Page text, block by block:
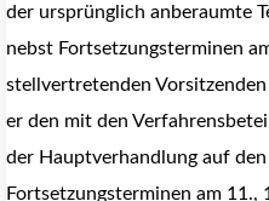
der ursprünglich anberaumte
nebst Fortsetzungsterminen
stellvertretenden
er den mit den
der Hauptverhandlung auf
Fortsetzungsterminen am 11.,